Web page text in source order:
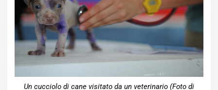
Un cucciolo di cane visitato da un veterinario (Foto di